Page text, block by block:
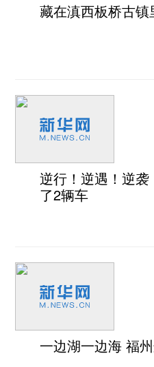
藏在滇西板桥古镇
逆行！逆遇！逆
了2辆车
一边湖一边海 福